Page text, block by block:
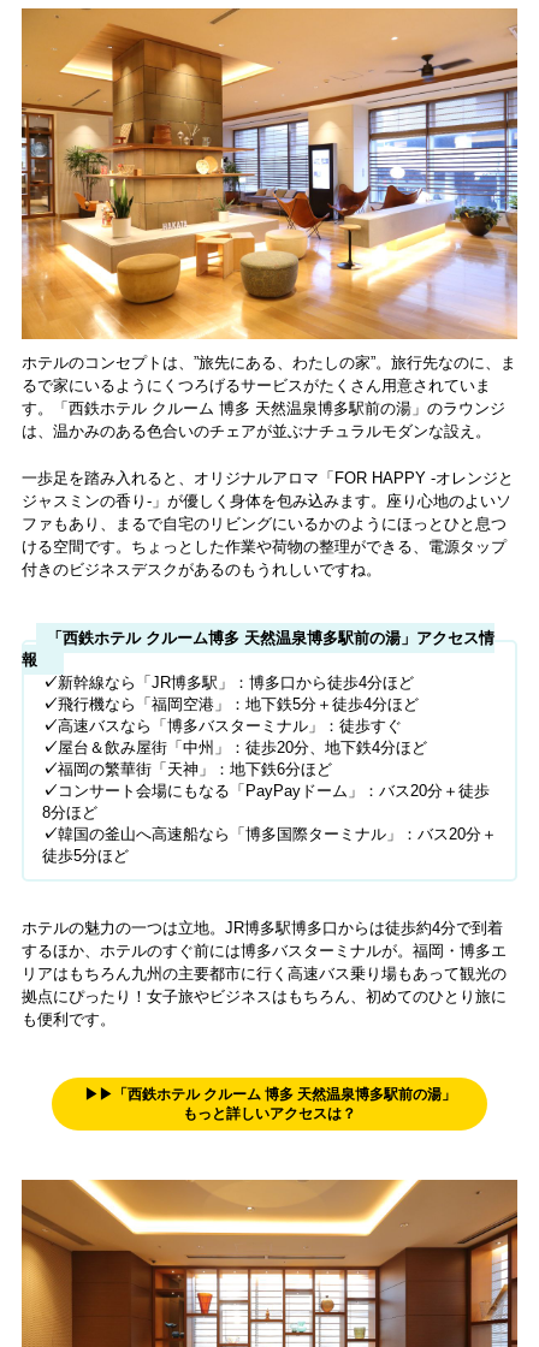
ホテルのコンセプトは、”旅先にある、わたしの家”。旅行先なのに、ま
るで家にいるようにくつろげるサービスがたくさん用意されていま
す。「西鉄ホテル クルーム 博多 天然温泉博多駅前の湯」のラウンジ
は、温かみのある色合いのチェアが並ぶナチュラルモダンな設え。
一歩足を踏み入れると、オリジナルアロマ「FOR HAPPY -オレンジと
ジャスミンの香り-」が優しく身体を包み込みます。座り心地のよいソ
ファもあり、まるで自宅のリビングにいるかのようにほっとひと息つ
ける空間です。ちょっとした作業や荷物の整理ができる、電源タップ
付きのビジネスデスクがあるのもうれしいですね。
「西鉄ホテル クルーム博多 天然温泉博多駅前の湯」アクセス情
報
✓新幹線なら「JR博多駅」：博多口から徒歩4分ほど
✓飛行機なら「福岡空港」：地下鉄5分＋徒歩4分ほど
✓高速バスなら「博多バスターミナル」：徒歩すぐ
✓屋台＆飲み屋街「中州」：徒歩20分、地下鉄4分ほど
✓福岡の繁華街「天神」：地下鉄6分ほど
✓ コンサート会場にもなる「PayPayドーム」：バス20分＋徒歩
8分ほど
✓韓国の釜山へ高速船なら「博多国際ターミナル」：バス20分＋
徒歩5分ほど
ホテルの魅力の一つは立地。JR博多駅博多口からは徒歩約4分で到着
するほか、ホテルのすぐ前には博多バスターミナルが。福岡・博多エ
リアはもちろん九州の主要都市に行く高速バス乗り場もあって観光の
拠点にぴったり！女子旅やビジネスはもちろん、初めてのひとり旅に
も便利です。
▶▶「西鉄ホテル クルーム 博多 天然温泉博多駅前の湯」
もっと詳しいアクセスは？